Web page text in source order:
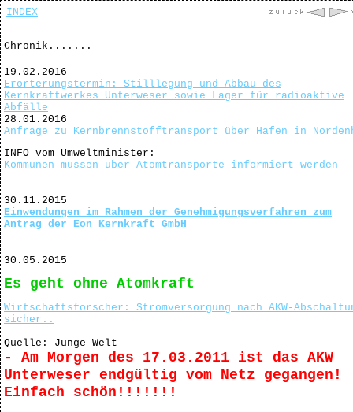
INDEX
Chronik.......
19.02.2016
Erörterungstermin: Stilllegung und Abbau des
Kernkraftwerkes Unterweser sowie Lager für radioaktive
Abfälle
28.01.2016
Anfrage zu Kernbrennstofftransport über Hafen in
INFO vom Umweltminister:
Kommunen müssen über Atomtransporte informiert werden
30.11.2015
Einwendungen im Rahmen der Genehmigungsverfahren zum
Antrag der Eon Kernkraft GmbH
30.05.2015
Es geht ohne Atomkraft
Wirtschaftsforscher: Stromversorgung nach AKW-
sicher..
Quelle: Junge Welt
- Am Morgen des 17.03.2011 ist das AKW
Unterweser endgültig vom Netz gegangen!
Einfach schön!!!!!!!